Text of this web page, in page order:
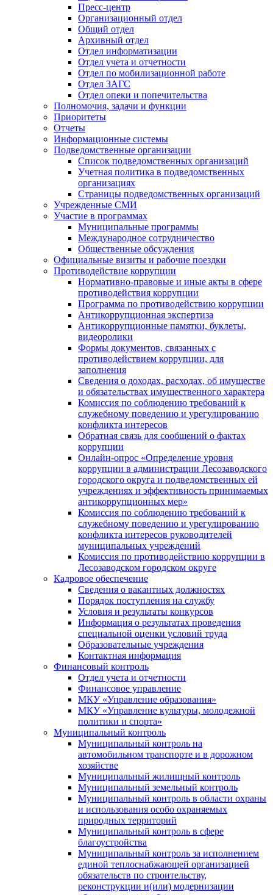
Пресс-центр
Организационный отдел
Общий отдел
Архивный отдел
Отдел информатизации
Отдел учета и отчетности
Отдел по мобилизационной работе
Отдел ЗАГС
Отдел опеки и попечительства
Полномочия, задачи и функции
Приоритеты
Отчеты
Информационные системы
Подведомственные организации
Список подведомственных организаций
Учетная политика в подведомственных
организациях
Страницы подведомственных организаций
Учрежденные СМИ
Участие в программах
Муниципальные программы
Международное сотрудничество
Общественные обсуждения
Официальные визиты и рабочие поездки
Противодействие коррупции
Нормативно-правовые и иные акты в сфере
противодействия коррупции
Программа по противодействию коррупции
Антикоррупционная экспертиза
Антикоррупционные памятки, буклеты,
видеоролики
Формы документов, связанных с
противодействием коррупции, для
заполнения
Сведения о доходах, расходах, об имуществе
и обязательствах имущественного характера
Комиссия по соблюдению требований к
служебному поведению и урегулированию
конфликта интересов
Обратная связь для сообщений о фактах
коррупции
Онлайн-опрос «Определение уровня
коррупции в администрации Лесозаводского
городского округа и подведомственных ей
учреждениях и эффективность принимаемых
антикоррупционных мер»
Комиссия по соблюдению требований к
служебному поведению и урегулированию
конфликта интересов руководителей
муниципальных учреждений
Комиссия по противодействию коррупции в
Лесозаводском городском округе
Кадровое обеспечение
Сведения о вакантных должностях
Порядок поступления на службу
Условия и результаты конкурсов
Информация о результатах проведения
специальной оценки условий труда
Образовательные учреждения
Контактная информация
Финансовый контроль
Отдел учета и отчетности
Финансовое управление
МКУ «Управление образования»
МКУ «Управление культуры, молодежной
политики и спорта»
Муниципальный контроль
Муниципальный контроль на
автомобильном транспорте и в дорожном
хозяйстве
Муниципальный жилищный контроль
Муниципальный земельный контроль
Муниципальный контроль в области охраны
и использования особо охраняемых
природных территорий
Муниципальный контроль в сфере
благоустройства
Муниципальный контроль за исполнением
единой теплоснабжающей организацией
обязательств по строительству,
реконструкции и(или) модернизации